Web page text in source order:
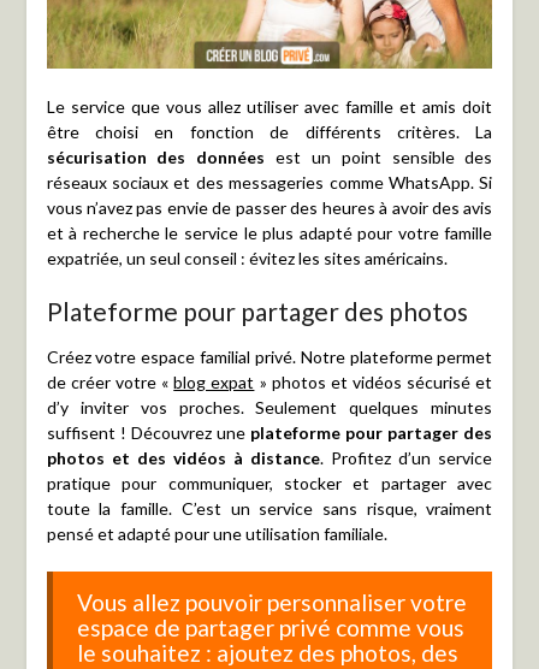
Le service que vous allez utiliser avec famille et amis doit
être choisi en fonction de différents critères. La
sécurisation des données est un point sensible des
réseaux sociaux et des messageries comme WhatsApp. Si
vous n’avez pas envie de passer des heures à avoir des avis
et à recherche le service le plus adapté pour votre famille
expatriée, un seul conseil : évitez les sites américains.
Plateforme pour partager des photos
Créez votre espace familial privé. Notre plateforme permet
de créer votre «blog expat » photos et vidéos sécurisé et
d’y inviter vos proches. Seulement quelques minutes
suffisent ! Découvrez une plateforme pour partager des
photos et des vidéos à distance. Profitez d’un service
pratique pour communiquer, stocker et partager avec
toute la famille. C’est un service sans risque, vraiment
pensé et adapté pour une utilisation familiale.
Vous allez pouvoir personnaliser votre
espace de partager privé comme vous
le souhaitez : ajoutez des photos, des